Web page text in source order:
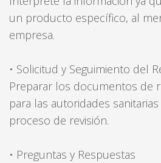
un producto específico, al
empresa.
• Solicitud y Seguimiento del
Preparar los documentos de
para las autoridades
proceso de revisión.
• Preguntas y Respuestas